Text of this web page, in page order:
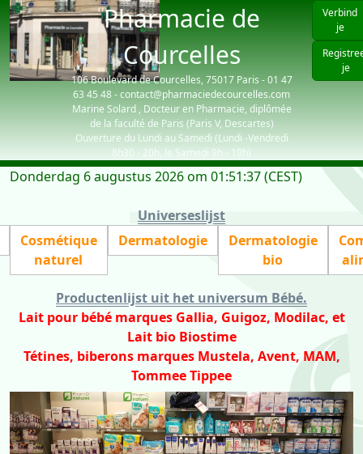
Pharmacie de
Courcelles
106 Boulevard de Courcelles, 75017 Paris - 01 47
63 45 48 - contact@pharmaciedecourcelles.com
Marine Solard , Docteur en Pharmacie, diplômée
de la faculté de Paris (Paris V, Descartes)
Ouverture du Lundi au Samedi (Lundi -Vendredi
8h30 - 20h, le Samedi 9h - 19h)
Verbind
je
je
Donderdag 6 augustus 2026 om 01:51:37 (CEST)
Universeslijst
Cosmétique
naturel
Dermatologie
Dermatologie
bio
Productenlijst uit het universum Bébé.
Lait pour bébé marques Gallia, Guigoz, Modilac, et
Lait bio Biostime
Tétines, biberons marques Mustela, Avent, MAM,
Tommee Tippee